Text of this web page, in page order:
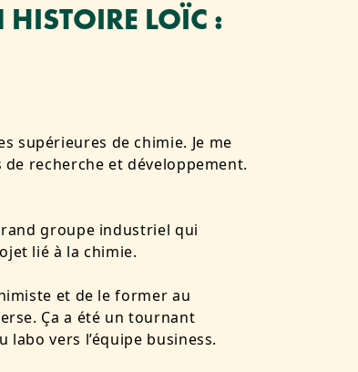
HISTOIRE LOÏC :
supérieures de chimie. Je me
recherche et développement.
groupe industriel qui
lié à la chimie.
et de le former au
Ça a été un tournant
vers l’équipe business.